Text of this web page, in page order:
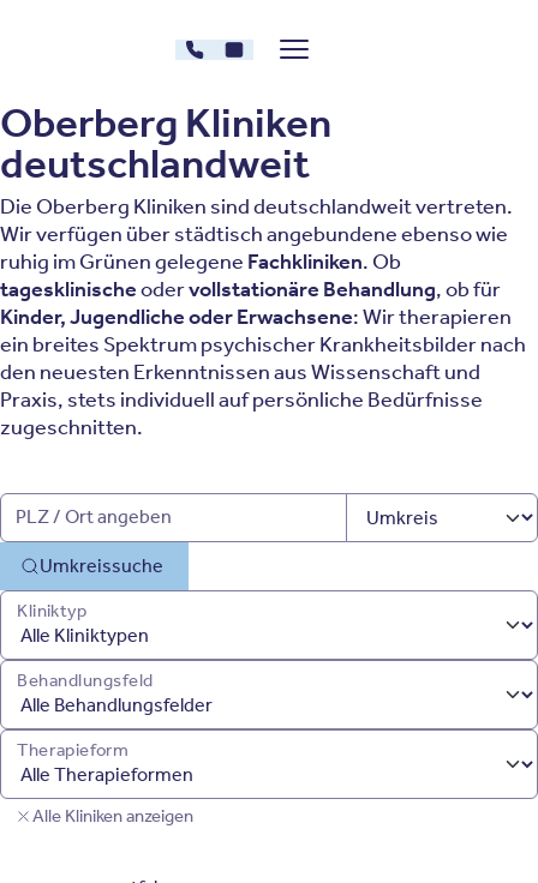
030 - 26478607
Kontakt
Menü zeigen/verstecken
Oberberg Kliniken
deutschlandweit
Die Oberberg Kliniken sind deutschlandweit vertreten.
Wir verfügen über städtisch angebundene ebenso wie
ruhig im Grünen gelegene Fachkliniken. Ob
tagesklinischeodervollstationäre Behandlung, ob für
Kinder, Jugendliche oder Erwachsene: Wir therapieren
ein breites Spektrum psychischer Krankheitsbilder nach
den neuesten Erkenntnissen aus Wissenschaft und
Praxis, stets individuell auf persönliche Bedürfnisse
zugeschnitten.
PLZ/Ort angeben
Umkreis auswählen
Umkreissuche
Kliniktyp
Behandlungsfeld
Therapieform
Alle Kliniken anzeigen